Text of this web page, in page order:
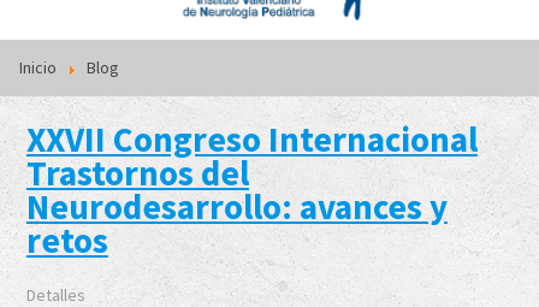
Inicio Blog
XXVII Congreso Internacional
Trastornos del
Neurodesarrollo: avances y
retos
Detalles